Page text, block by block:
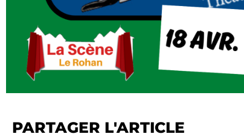
PARTAGER L'ARTICLE